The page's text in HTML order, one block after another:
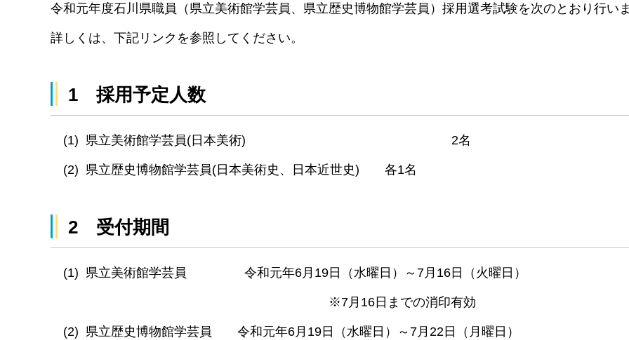
令和元年度石川県職員（県立美術館学芸員、県立歴史博物館学芸員）採用選考試験を次のとおり行いま
詳しくは、下記リンクを参照してください。
1 採用予定人数
(1) 県立美術館学芸員(日本美術) 2名
(2) 県立歴史博物館学芸員(日本美術史、日本近世史) 各1名
2 受付期間
(1) 県立美術館学芸員 令和元年6月19日（水曜日）～7月16日（火曜日）
※7月16日までの消印有効
(2) 県立歴史博物館学芸員 令和元年6月19日（水曜日）～7月22日（月曜日）